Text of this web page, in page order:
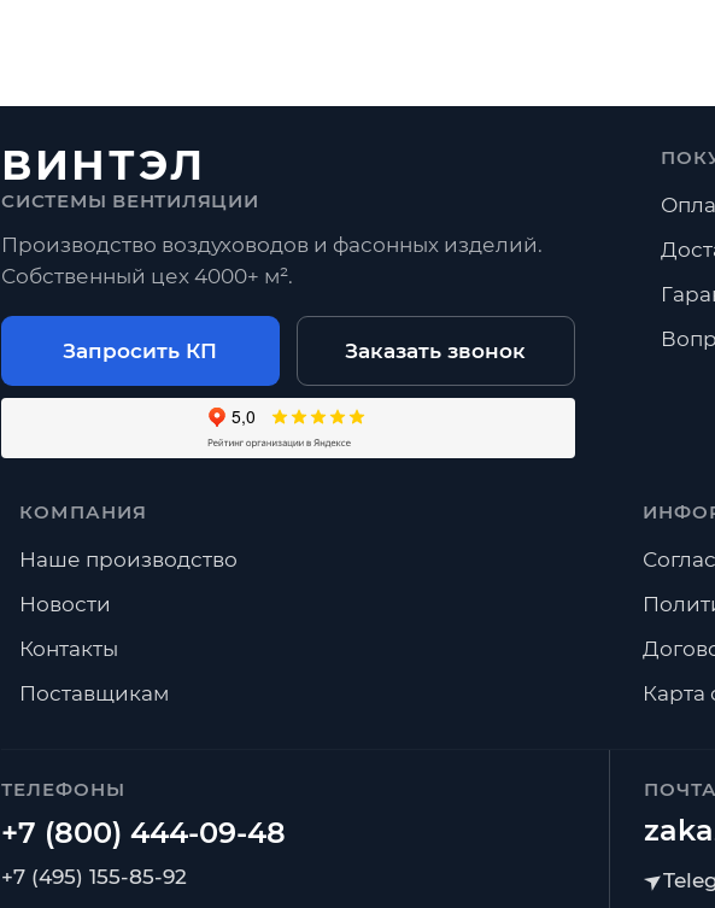
ВИНТЭЛ
СИСТЕМЫ ВЕНТИЛЯЦИИ
Производство воздуховодов и фасонных изделий.
Собственный цех 4000+ м².
Запросить КП Заказать звонок
ТЕЛЕФОНЫ
+7 (495) 155-85-92
КОМПАНИЯ
Наше производство
Новости
Контакты
Поставщикам
Карта